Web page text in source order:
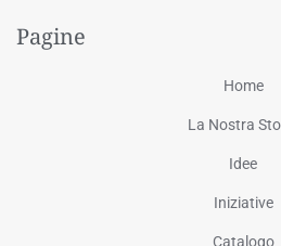
Pagine
Home
La Nostra
Idee
Iniziative
Catalogo